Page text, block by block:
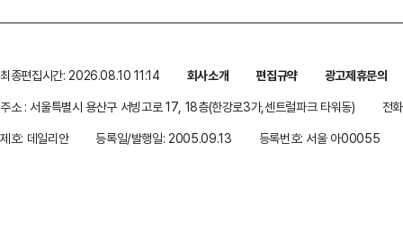
최종편집시간: 2026.08.10 11:14 회사소개 편집규약
광고제휴문의
주소 : 서울특별시 용산구 서빙고로 17, 18층(한강로3가,센트럴파크 타워동)
전
제호: 데일리안
등록일/발행일: 2005.09.13 등록번호: 서울 아00055